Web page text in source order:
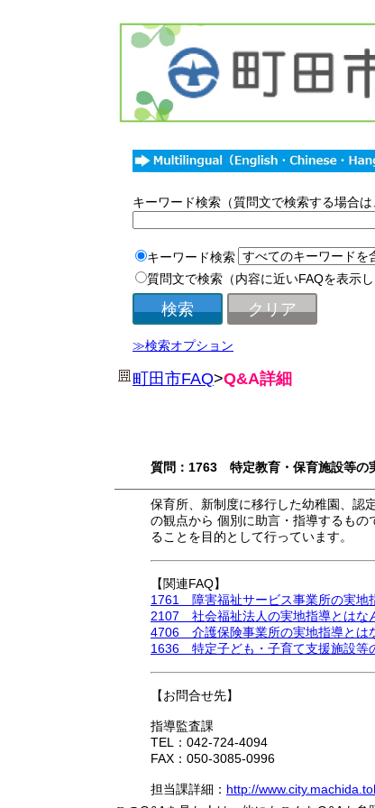
キーワード検索（質問文で検索する場合
キーワード検索
質問文で検索（内容に近いFAQを表示し
≫検索オプション
町田市FAQ>Q&A詳細
質問：1763 特定教育・保育施設等の
保育所、新制度に移行した幼稚園、認
の観点から 個別に助言・指導するも
ることを目的として行っています。
【関連FAQ】
1761 障害福祉サービス事業所の実地
2107 社会福祉法人の実地指導とはな
4706 介護保険事業所の実地指導とは
1636 特定子ども・子育て支援施設等
【お問合せ先】
指導監査課
TEL：042-724-4094
FAX：050-3085-0996
担当課詳細： http://